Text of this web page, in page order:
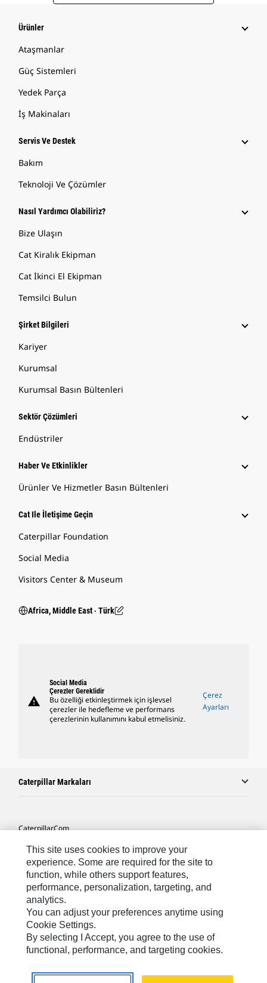
Ürünler
Ataşmanlar
Güç Sistemleri
Yedek Parça
İş Makinaları
Servis Ve Destek
Bakım
Teknoloji Ve Çözümler
Nasıl Yardımcı Olabiliriz?
Bize Ulaşın
Cat Kiralık Ekipman
Cat İkinci El Ekipman
Temsilci Bulun
Şirket Bilgileri
Kariyer
Kurumsal
Kurumsal Basın Bültenleri
Sektör Çözümleri
Endüstriler
Haber Ve Etkinlikler
Ürünler Ve Hizmetler Basın Bültenleri
Cat Ile İletişime Geçin
Caterpillar Foundation
Social Media
Visitors Center & Museum
Africa, Middle East ‧ Türk
warning
Social Media
Çerezler Gereklidir
Bu özelliği etkinleştirmek için işlevsel
çerezler ile hedefleme ve performans
çerezlerinin kullanımını kabul etmelisiniz.
Çerez
Ayarları
Caterpillar Markaları
Caterpillar.com
Caterpillar Müşteri Hizmetleri Ve Iletişim
Site Haritası
Cookie Settings
Yasal
Gizlilik
Africa, Middle East ‧ Türk© 2026 Caterpillar. Tüm Hakları Saklıdır.
This site uses cookies to improve your
experience. Some are required for the site to
function, while others support features,
performance, personalization, targeting, and
analytics.
You can adjust your preferences anytime using
Cookie Settings.
By selecting I Accept, you agree to the use of
functional, performance, and targeting cookies.